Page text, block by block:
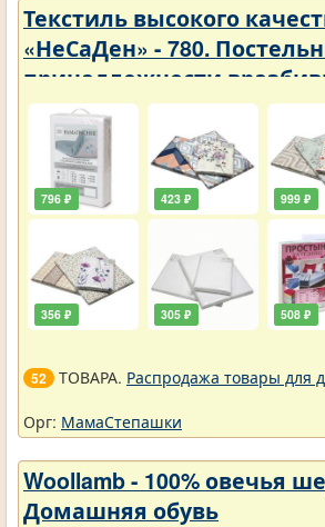
Текстиль высокого
«НеСаДен» - 780.
принадлежности
упали
796 ₽
356 ₽
423 ₽
305 ₽
999 ₽
508 ₽
52 ТОВАРА. Распродажа товары для
Орг: МамаСтепашки
Woollamb - 100% овечья
Домашняя обувь